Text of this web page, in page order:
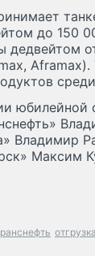
до 150
дедвейтом
юбилейной
Владимир
Максим